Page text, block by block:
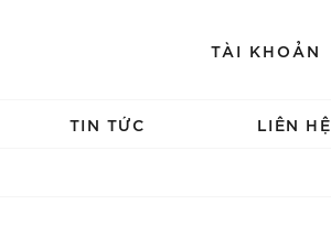
TÀI KHOẢN
TIN TỨC LIÊN HỆ